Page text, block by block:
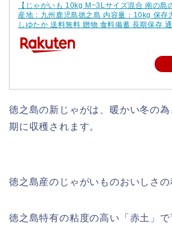
【じゃがいも 10kg M~3Lサイズ混合 南の島
産地：九州鹿児島徳之島 内容量：10kg 保存
しゆたか 送料無料 贈物 食料備蓄 長期保存
徳之島の新じゃがは、暖かい冬の
期に収穫されます。
徳之島産のじゃがいものおいしさの
徳之島特有の粘度の高い「赤土」